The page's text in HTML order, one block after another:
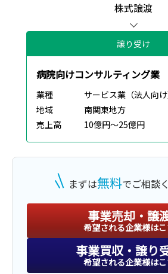
株式譲渡
譲り受け
病院向けコンサルティング業
業種
サービス業（法人向け
地域
南関東地方
売上高
10億円～25億円
まずは無料でご相談
事業売却・譲
希望される企業様は
事業買収・譲り
希望される企業様は